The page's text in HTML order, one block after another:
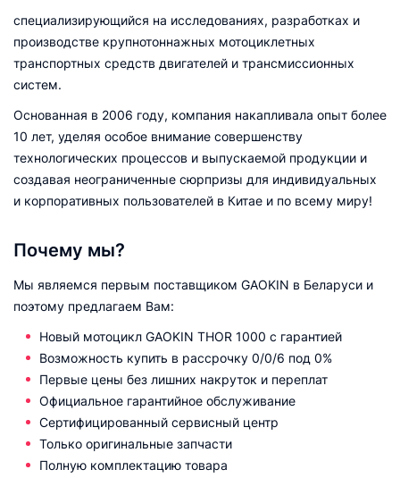
специализирующийся на исследованиях, разработках и
производстве крупнотоннажных мотоциклетных
транспортных средств двигателей и трансмиссионных
систем.
Основанная в 2006 году, компания накапливала опыт более
10 лет, уделяя особое внимание совершенству
технологических процессов и выпускаемой продукции и
создавая неограниченные сюрпризы для индивидуальных
и корпоративных пользователей в Китае и по всему миру!
Почему мы?
Мы являемся первым поставщиком GAOKIN в Беларуси и
поэтому предлагаем Вам:
Новый мотоцикл GAOKIN THOR 1000 с гарантией
Возможность купить в рассрочку 0/0/6 под 0%
Первые цены без лишних накруток и переплат
Официальное гарантийное обслуживание
Сертифицированный сервисный центр
Только оригинальные запчасти
Полную комплектацию товара